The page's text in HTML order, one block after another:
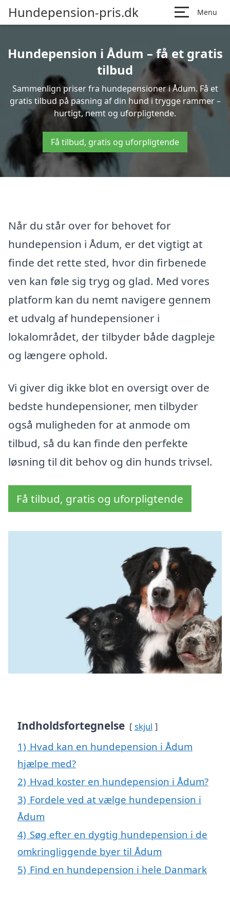
Hundepension-pris.dk Menu
Hundepension i Ådum – få et gratis
tilbud
Sammenlign priser fra hundepensioner i Ådum. Få et
gratis tilbud på pasning af din hund i trygge rammer –
hurtigt, nemt og uforpligtende.
Få tilbud, gratis og uforpligtende
Når du står over for behovet for
hundepension i Ådum, er det vigtigt at
finde det rette sted, hvor din firbenede
ven kan føle sig tryg og glad. Med vores
platform kan du nemt navigere gennem
et udvalg af hundepensioner i
lokalområdet, der tilbyder både dagpleje
og længere ophold.
Vi giver dig ikke blot en oversigt over de
bedste hundepensioner, men tilbyder
også muligheden for at anmode om
tilbud, så du kan finde den perfekte
løsning til dit behov og din hunds trivsel.
Få tilbud, gratis og uforpligtende
Indholdsfortegnelse skjul
1) Hvad kan en hundepension i Ådum
hjælpe med?
2) Hvad koster en hundepension i Ådum?
3) Fordele ved at vælge hundepension i
Ådum
4) Søg efter en dygtig hundepension i de
omkringliggende byer til Ådum
5) Find en hundepension i hele Danmark